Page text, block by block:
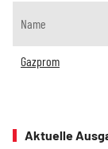
Name
Gazprom
Aktuelle